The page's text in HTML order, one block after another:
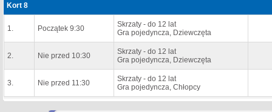
Kort 8
1. Początek 9:30
Skrzaty - do 12 lat
Gra pojedyncza, Dziewczęta
2. Nie przed 10:30
Skrzaty - do 12 lat
Gra pojedyncza, Dziewczęta
3. Nie przed 11:30
Skrzaty - do 12 lat
Gra pojedyncza, Chłopcy